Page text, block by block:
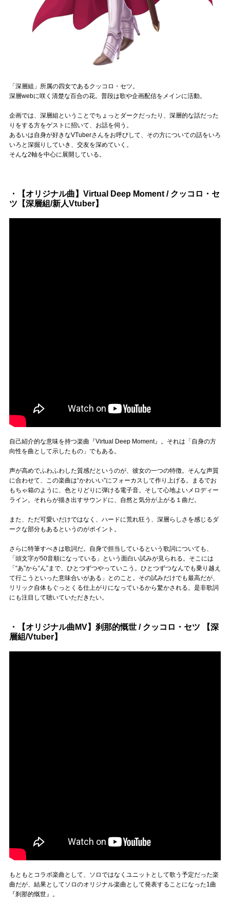
「深層組」所属の四女であるクッコロ・セツ。
深層webに咲く清楚な百合の花。普段は歌や企画配信をメインに活動。
企画では、深層組ということでちょっとダークだったり、深層的な話だった
りをする方をゲストに招いて、お話を伺う。
あるいは自身が好きなVTuberさんをお呼びして、その方についての話をいろ
いろと深掘りしていき、交友を深めていく。
そんな2軸を中心に展開している。
・【オリジナル曲】Virtual Deep Moment / クッコロ・セ
ツ【深層組/新人Vtuber】
自己紹介的な意味を持つ楽曲『Virtual Deep Moment』。それは「自身の方
向性を曲として示したもの」でもある。
声が高めでふわふわした質感だというのが、彼女の一つの特徴。そんな声質
に合わせて、この楽曲は“かわいい”にフォーカスして作り上げる。まるでお
もちゃ箱のように、色とりどりに弾ける電子音。そして心地よいメロディー
ライン。それらが描き出すサウンドに、自然と気分が上がる１曲だ。
また、ただ可愛いだけではなく、ハードに荒れ狂う、深層らしさを感じるダ
ークな部分もあるというのがポイント。
さらに特筆すべきは歌詞だ。自身で担当しているという歌詞についても、
「頭文字が50音順になっている」という面白い試みが見られる。そこには
「“あ”から“ん”まで、ひとつずつやっていこう。ひとつずつなんでも乗り越え
て行こうといった意味合いがある」とのこと。その試みだけでも最高だが、
リリック自体もぐっとくる仕上がりになっているから驚かされる。是非歌詞
にも注目して聴いていただきたい。
・【オリジナル曲MV】刹那的慨世 / クッコロ・セツ 【深
層組/Vtuber】
もともとコラボ楽曲として、ソロではなくユニットとして歌う予定だった楽
曲だが、結果としてソロのオリジナル楽曲として発表することになった1曲
『刹那的慨世』。